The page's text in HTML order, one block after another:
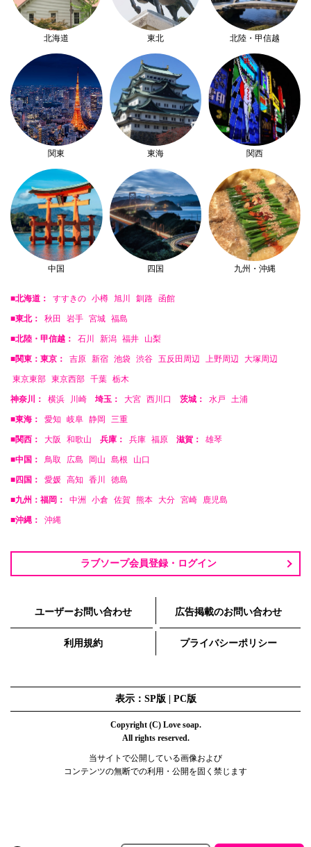
北海道 東北 北陸・甲信越
関東 東海 関西
中国 四国 九州・沖縄
■北海道： すすきの 小樽 旭川 釧路 函館
■東北： 秋田 岩手 宮城 福島
■北陸・甲信越： 石川 新潟 福井 山梨
■関東：東京： 吉原 新宿 池袋 渋谷 五反田周辺 上野周辺 大塚周辺
東京東部 東京西部 千葉 栃木
神奈川： 横浜 川崎 埼玉： 大宮 西川口 茨城： 水戸 土浦
■東海： 愛知 岐阜 静岡 三重
■関西： 大阪 和歌山 兵庫： 兵庫 福原 滋賀： 雄琴
■中国： 鳥取 広島 岡山 島根 山口
■四国： 愛媛 高知 香川 徳島
■九州：福岡： 中洲 小倉 佐賀 熊本 大分 宮崎 鹿児島
■沖縄： 沖縄
ラブソープ会員登録・ログイン
ユーザーお問い合わせ 広告掲載のお問い合わせ
利用規約 プライバシーポリシー
表示：SP版 | PC版
Copyright (C) Love soap.
All rights reserved.
当サイトで公開している画像および
コンテンツの無断での利用・公開を固く禁じます